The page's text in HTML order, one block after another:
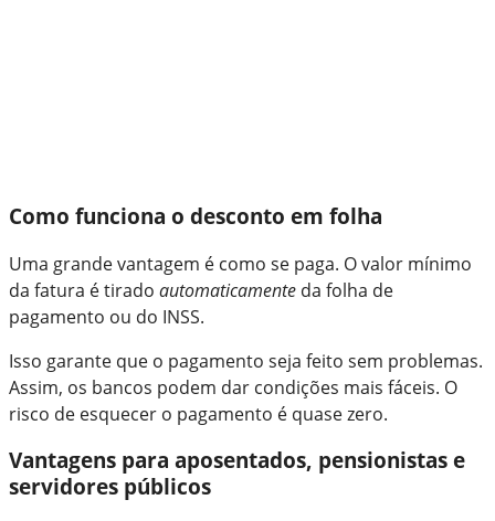
Como funciona o desconto em folha
Uma grande vantagem é como se paga. O valor mínimo
da fatura é tirado automaticamente da folha de
pagamento ou do INSS.
Isso garante que o pagamento seja feito sem problemas.
Assim, os bancos podem dar condições mais fáceis. O
risco de esquecer o pagamento é quase zero.
Vantagens para aposentados, pensionistas e
servidores públicos